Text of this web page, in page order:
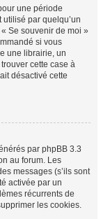
une période
par quelqu’un
Se souvenir de moi »
si vous
une librairie, un
cette case à
désactivé cette
par phpBB 3.3
au forum. Les
messages (s’ils sont
activée par un
récurrents de
les cookies.